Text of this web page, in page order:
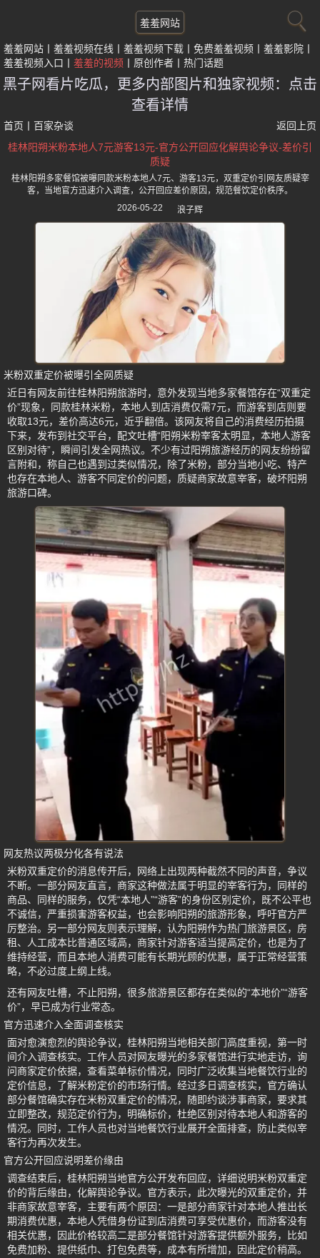
羞羞网站
羞羞网站 羞羞视频在线 羞羞视频下载 免费羞羞视频
羞羞影院
羞羞视频入口
羞羞的视频 原创作者 热门话题
黑子网看片吃瓜，更多内部图片和独家视频：点击
查看详情
首页 百家杂谈
返回上页
桂林阳朔米粉本地人7元游客13元-官方公开回应化解舆论争议-差价引
质疑
桂林阳朔多家餐馆被曝同款米粉本地人7元、游客13元，双重定价引网友质疑宰
客，当地官方迅速介入调查，公开回应差价原因，规范餐饮定价秩序。
2026-05-22
浪子辉
米粉双重定价被曝引全网质疑
近日有网友前往桂林阳朔旅游时，意外发现当地多家餐馆存在“双重定
价”现象，同款桂林米粉，本地人到店消费仅需7元，而游客到店则要
收取13元，差价高达6元，近乎翻倍。该网友将自己的消费经历拍摄
下来，发布到社交平台，配文吐槽“阳朔米粉宰客太明显，本地人游客
区别对待”，瞬间引发全网热议。不少有过阳朔旅游经历的网友纷纷留
言附和，称自己也遇到过类似情况，除了米粉，部分当地小吃、特产
也存在本地人、游客不同定价的问题，质疑商家故意宰客，破坏阳朔
旅游口碑。
网友热议两极分化各有说法
米粉双重定价的消息传开后，网络上出现两种截然不同的声音，争议
不断。一部分网友直言，商家这种做法属于明显的宰客行为，同样的
商品、同样的服务，仅凭“本地人”“游客”的身份区别定价，既不公平也
不诚信，严重损害游客权益，也会影响阳朔的旅游形象，呼吁官方严
厉整治。另一部分网友则表示理解，认为阳朔作为热门旅游景区，房
租、人工成本比普通区域高，商家针对游客适当提高定价，也是为了
维持经营，而且本地人消费可能有长期光顾的优惠，属于正常经营策
略，不必过度上纲上线。
还有网友吐槽，不止阳朔，很多旅游景区都存在类似的“本地价”“游客
价”，早已成为行业常态。
官方迅速介入全面调查核实
面对愈演愈烈的舆论争议，桂林阳朔当地相关部门高度重视，第一时
间介入调查核实。工作人员对网友曝光的多家餐馆进行实地走访，询
问商家定价依据，查看菜单标价情况，同时广泛收集当地餐饮行业的
定价信息，了解米粉定价的市场行情。经过多日调查核实，官方确认
部分餐馆确实存在米粉双重定价的情况，随即约谈涉事商家，要求其
立即整改，规范定价行为，明确标价，杜绝区别对待本地人和游客的
情况。同时，工作人员也对当地餐饮行业展开全面排查，防止类似宰
客行为再次发生。
官方公开回应说明差价缘由
调查结束后，桂林阳朔当地官方公开发布回应，详细说明米粉双重定
价的背后缘由，化解舆论争议。官方表示，此次曝光的双重定价，并
非商家故意宰客，主要有两个原因：一是部分商家针对本地人推出长
期消费优惠，本地人凭借身份证到店消费可享受优惠价，而游客没有
相关优惠，因此价格较高二是部分餐馆针对游客提供额外服务，比如
免费加粉、提供纸巾、打包免费等，成本有所增加，因此定价稍高。